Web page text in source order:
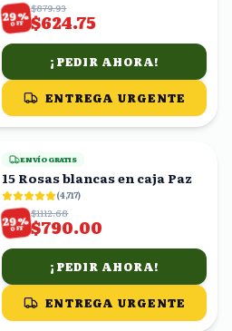
29%
OFF
$879.93
$624.75
¡PEDIR AHORA!
ENTREGA URGENTE
ENVÍO GRATIS
15 Rosas blancas en caja Paz
(4,717)
29%
OFF
$1112.68
$790.00
¡PEDIR AHORA!
ENTREGA URGENTE